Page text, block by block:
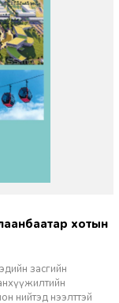
засгийн
нийтэд нээлттэй